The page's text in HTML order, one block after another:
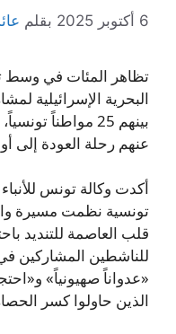
6 أكتوبر 2025 بقلم
تظاهر المئات في وسط
البحرية الإسرائيلية
بينهم 25 مواطناً
عنهم رحلة العودة إلى
تونسية نظمت مسيرة
قلب العاصمة للتنديد
للناشطين المشاركين
«عدواناً صهيونياً»
الذين حاولوا كسر